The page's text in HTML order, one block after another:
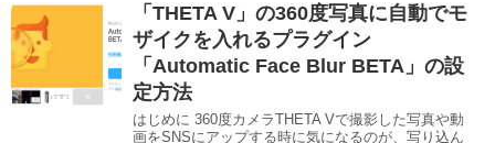
「THETA V」の360度写真に自動でモ
ザイクを入れるプラグイン
「Automatic Face Blur BETA」の設
定方法
はじめに 360度カメラTHETA Vで撮影した写真や動
画をSNSにアップする時に気になるのが、写り込ん